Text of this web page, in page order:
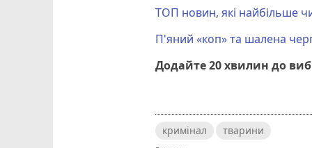
ТОП новин, які найбільше
П'яний «коп» та шалена
Додайте 20 хвилин до
кримінал тварини